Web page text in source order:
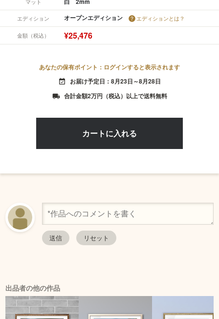
エディション オープンエディション エディションとは？
金額（税込） ¥25,476
あなたの保有ポイント：ログインすると表示されます
event_available お届け予定日：8月23日～8月28日
local_shipping 合計金額2万円（税込）以上で送料無料
出品者の他の作品